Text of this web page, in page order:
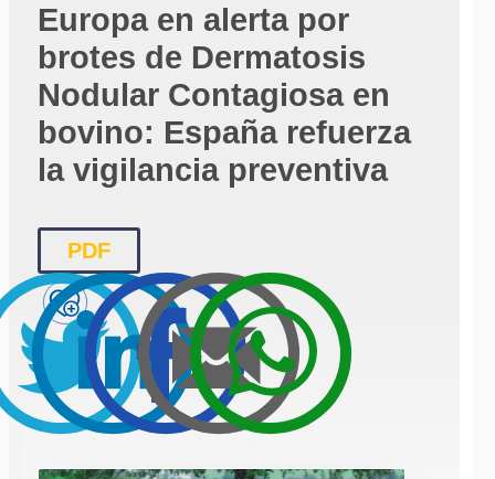
Europa en alerta por
brotes de Dermatosis
Nodular Contagiosa en
bovino: España refuerza
la vigilancia preventiva
PDF